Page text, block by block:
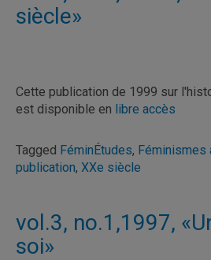
siècle»
Cette publication de 1999 sur
est disponible en libre accès
Tagged FéminÉtudes, Féminismes
publication, XXe siècle
vol.3, no.1,1997,
soi»